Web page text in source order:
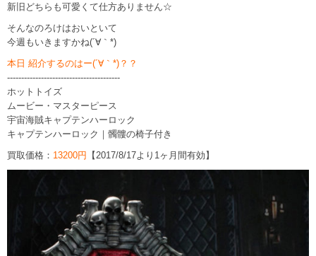
新旧どちらも可愛くて仕方ありません☆
そんなのろけはおいといて
今週もいきますかね(´∀｀*)
本日 紹介するのはー(´∀｀*)？？
----------------------------------------
ホットトイズ
ムービー・マスターピース
宇宙海賊キャプテンハーロック
キャプテンハーロック｜髑髏の椅子付き
買取価格： 13200円 【2017/8/17より1ヶ月間有効】